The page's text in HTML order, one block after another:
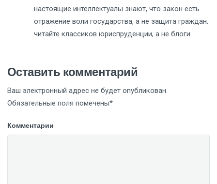
настоящие интеллектуалы знают, что закон есть
отражение воли государства, а не защита граждан.
читайте классиков юриспруденции, а не блоги.
Оставить комментарий
Ваш электронный адрес не будет опубликован.
Обязательные поля помечены*
Комментарии